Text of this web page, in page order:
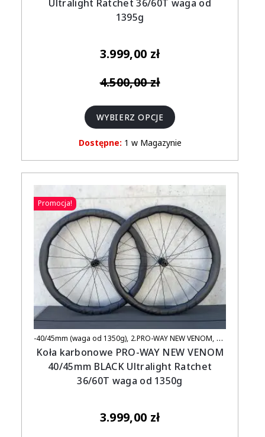
Ultralight Ratchet 36/60T waga od
1395g
3.999,00 zł
4.500,00zł
WYBIERZ OPCJE
Dostępne: 1 w Magazynie
Promocja!
-40/45mm (waga od 1350g) 2.PRO-WAY NEW VENOM SZOSA
Koła karbonowe PRO-WAY NEW VENOM
40/45mm BLACK Ultralight Ratchet
36/60T waga od 1350g
3.999,00 zł